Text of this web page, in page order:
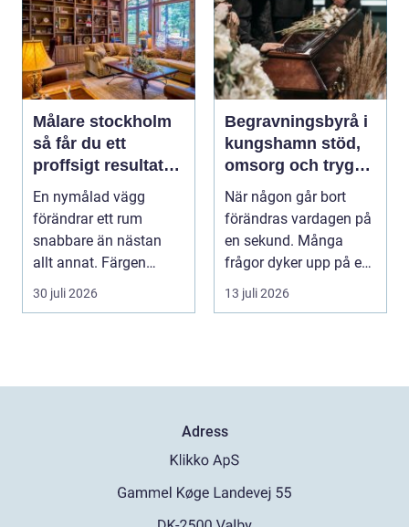
Målare stockholm
så får du ett
proffsigt resultat
hemma
En nymålad vägg
förändrar ett rum
snabbare än nästan
allt annat. Färgen
påverkar hur vi
upplever lju...
30 juli 2026
Begravningsbyrå i
kungshamn stöd,
omsorg och trygg
vägledning
När någon går bort
förändras vardagen på
en sekund. Många
frågor dyker upp på en
gång: Vad händer nu...
13 juli 2026
Adress